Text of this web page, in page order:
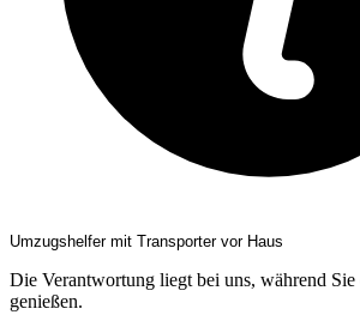
Umzugshelfer mit Transporter vor Haus
Die Verantwortung liegt bei uns, während
genießen.